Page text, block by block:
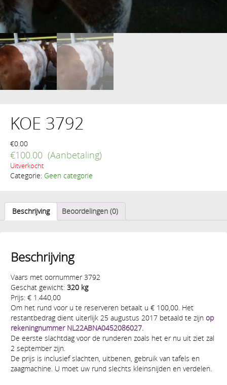
KOE 3792
€0.00
€100.00
Uitverkocht
Categorie: Geen categorie
Beschrijving Beoordelingen (0)
Beschrijving
Vaars met oornummer 3792
Geschat gewicht: 320 kg
Prijs: € 1.440,00
Om het rund voor u te reserveren betaalt u € 100,00. Het
restantbedrag dient uiterlijk 25 augustus 2017 betaald te zijn op
rekeningnummer NL22ABNA0452086027.
De eerste slachtdag voor de runderen zoals het er nu uit ziet zal
2 september zijn.
De prijs is inclusief slachten, uitbenen, gebruik van tafels en
zaagmachine. U moet uw rund slechts kleinsnijden en verdelen.